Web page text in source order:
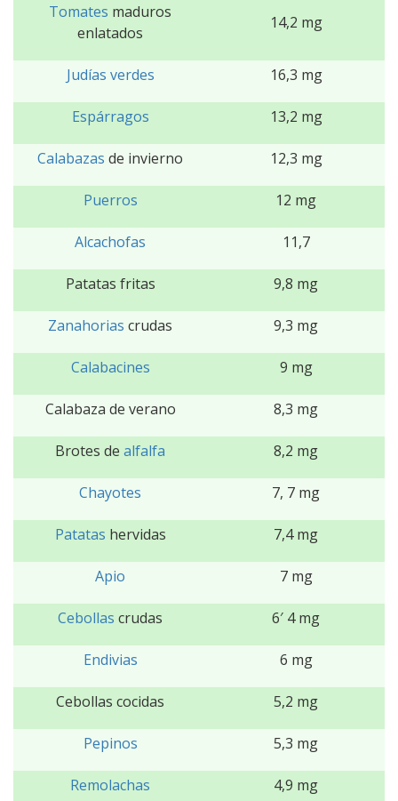
Tomates maduros
enlatados
14,2 mg
Judías verdes 16,3 mg
Espárragos 13,2 mg
Calabazas de invierno 12,3 mg
Puerros 12 mg
Alcachofas 11,7
Patatas fritas 9,8 mg
Zanahorias crudas 9,3 mg
Calabacines 9 mg
Calabaza de verano 8,3 mg
Brotes de alfalfa 8,2 mg
Chayotes 7, 7 mg
Patatas hervidas 7,4 mg
Apio 7 mg
Cebollas crudas 6′ 4 mg
Endivias 6 mg
Cebollas cocidas 5,2 mg
Pepinos 5,3 mg
Remolachas 4,9 mg